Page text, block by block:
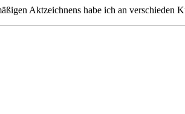
Aktzeichnens habe ich an